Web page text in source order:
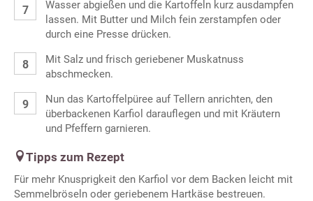
Wasser abgießen und die Kartoffeln kurz ausdampfen
lassen. Mit Butter und Milch fein zerstampfen oder
durch eine Presse drücken.
Mit Salz und frisch geriebener Muskatnuss
abschmecken.
Nun das Kartoffelpüree auf Tellern anrichten, den
überbackenen Karfiol darauflegen und mit Kräutern
und Pfeffern garnieren.
Tipps zum Rezept
Für mehr Knusprigkeit den Karfiol vor dem Backen leicht mit
Semmelbröseln oder geriebenem Hartkäse bestreuen.